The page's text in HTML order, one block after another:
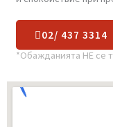
от Стомана“ за
и спокойствие при
02/ 437 3314
*Обажданията НЕ се